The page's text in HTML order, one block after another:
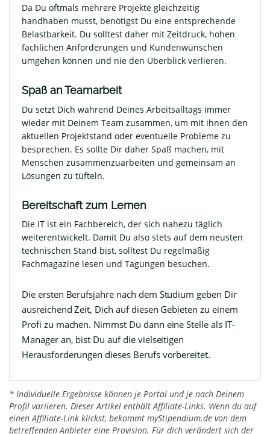
Da Du oftmals mehrere Projekte gleichzeitig
handhaben musst, benötigst Du eine entsprechende
Belastbarkeit. Du solltest daher mit Zeitdruck, hohen
fachlichen Anforderungen und Kundenwünschen
umgehen können und nie den Überblick verlieren.
Spaß an Teamarbeit
Du setzt Dich während Deines Arbeitsalltags immer
wieder mit Deinem Team zusammen, um mit ihnen den
aktuellen Projektstand oder eventuelle Probleme zu
besprechen. Es sollte Dir daher Spaß machen, mit
Menschen zusammenzuarbeiten und gemeinsam an
Lösungen zu tüfteln.
Bereitschaft zum Lernen
Die IT ist ein Fachbereich, der sich nahezu täglich
weiterentwickelt. Damit Du also stets auf dem neusten
technischen Stand bist, solltest Du regelmäßig
Fachmagazine lesen und Tagungen besuchen.
Die ersten Berufsjahre nach dem Studium geben Dir
ausreichend Zeit, Dich auf diesen Gebieten zu einem
Profi zu machen. Nimmst Du dann eine Stelle als IT-
Manager an, bist Du auf die vielseitigen
Herausforderungen dieses Berufs vorbereitet.
* Individuelle Ergebnisse können je Portal und je nach Deinem
Profil variieren. Dieser Artikel enthält Affiliate-Links. Wenn du auf
einen Affiliate-Link klickst, bekommt myStipendium.de von dem
betreffenden Anbieter eine Provision. Für dich verändert sich der